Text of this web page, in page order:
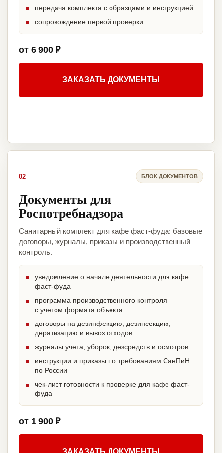
передача комплекта с образцами и инструкцией
сопровождение первой проверки
от 6 900 ₽
ЗАКАЗАТЬ ДОКУМЕНТЫ
02 БЛОК ДОКУМЕНТОВ
Документы для
Роспотребнадзора
Санитарный комплект для кафе фаст-фуда: базовые
договоры, журналы, приказы и производственный
контроль.
уведомление о начале деятельности для кафе
фаст-фуда
программа производственного контроля
с учетом формата объекта
договоры на дезинфекцию, дезинсекцию,
дератизацию и вывоз отходов
журналы учета, уборок, дезсредств и осмотров
инструкции и приказы по требованиям СанПиН
по России
чек-лист готовности к проверке для кафе фаст-
фуда
от 1 900 ₽
ЗАКАЗАТЬ ДОКУМЕНТЫ